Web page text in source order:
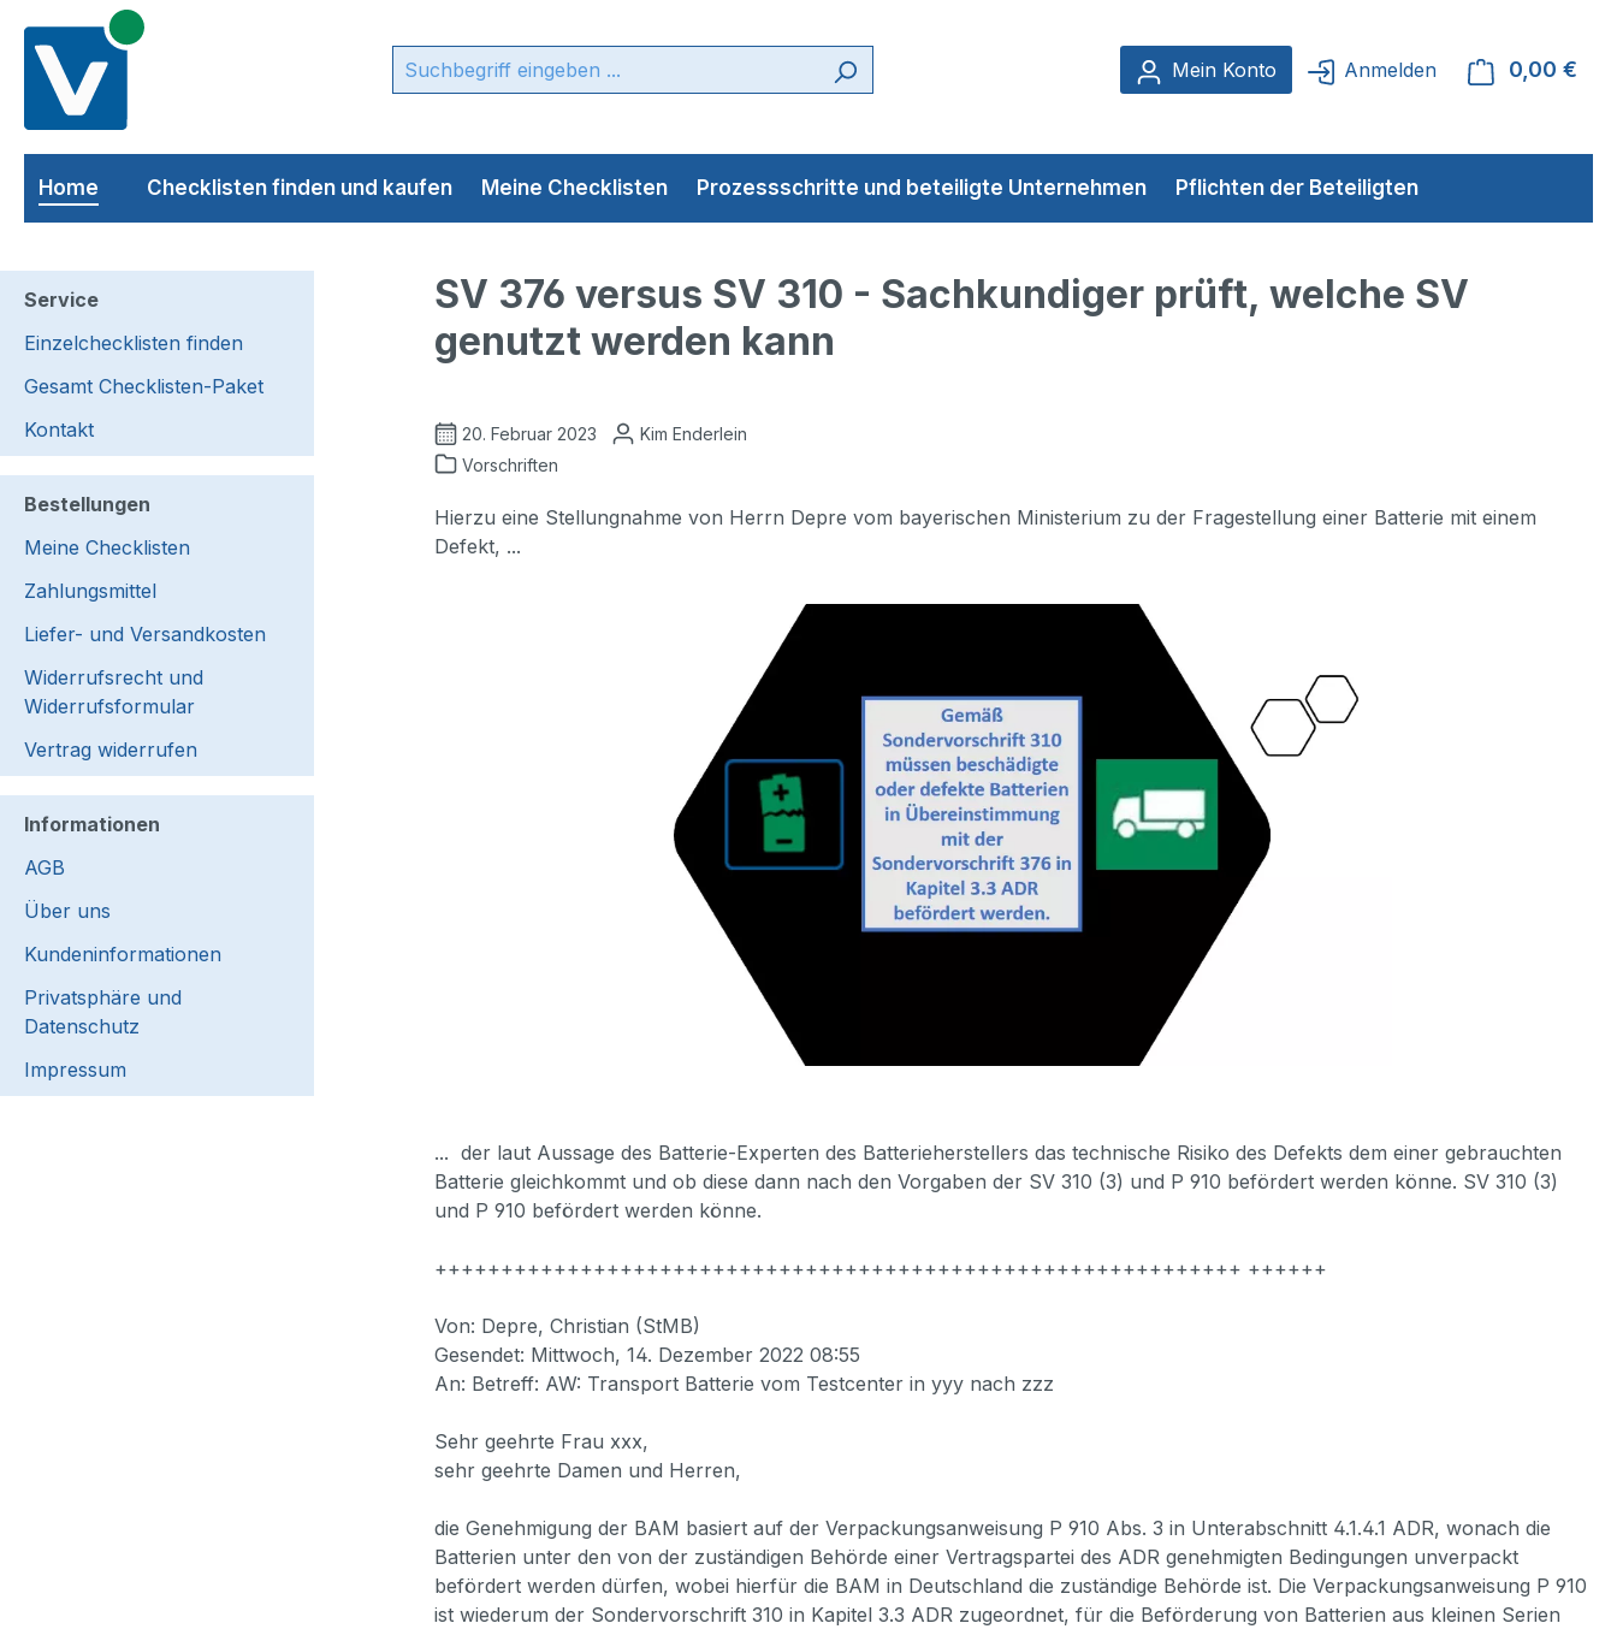
Hauptinhalt springen
Zur Suche springen
Zur Hauptnavigation springen
Mein Konto
Anmelden 0,00 €
Home Checklisten finden und kaufen Meine Checklisten Prozessschritte und beteiligte Unternehmen Pflichten der Beteiligten
Service
Einzelchecklisten finden
Gesamt Checklisten-Paket
Kontakt
Bestellungen
Meine Checklisten
Zahlungsmittel
Liefer- und Versandkosten
Widerrufsrecht und
Widerrufsformular
Vertrag widerrufen
Informationen
AGB
Über uns
Kundeninformationen
Privatsphäre und
Datenschutz
Impressum
SV 376 versus SV 310 - Sachkundiger prüft, welche SV
genutzt werden kann
20. Februar 2023
Kim Enderlein
Vorschriften
Hierzu eine Stellungnahme von Herrn Depre vom bayerischen Ministerium zu der Fragestellung einer Batterie mit einem
Defekt, ...
... der laut Aussage des Batterie-Experten des Batterieherstellers das technische Risiko des Defekts dem einer gebrauchten
Batterie gleichkommt und ob diese dann nach den Vorgaben der SV 310 (3) und P 910 befördert werden könne. SV 310 (3)
und P 910 befördert werden könne.
+++++++++++++++++++++++++++++++++++++++++++++++++++++++++++++ ++++++
Von: Depre, Christian (StMB)
Gesendet: Mittwoch, 14. Dezember 2022 08:55
An: Betreff: AW: Transport Batterie vom Testcenter in yyy nach zzz
Sehr geehrte Frau xxx,
sehr geehrte Damen und Herren,
die Genehmigung der BAM basiert auf der Verpackungsanweisung P 910 Abs. 3 in Unterabschnitt 4.1.4.1 ADR, wonach die
Batterien unter den von der zuständigen Behörde einer Vertragspartei des ADR genehmigten Bedingungen unverpackt
befördert werden dürfen, wobei hierfür die BAM in Deutschland die zuständige Behörde ist. Die Verpackungsanweisung P 910
ist wiederum der Sondervorschrift 310 in Kapitel 3.3 ADR zugeordnet, für die Beförderung von Batterien aus kleinen Serien